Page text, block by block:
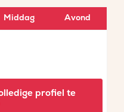
Middag Avond
profiel te